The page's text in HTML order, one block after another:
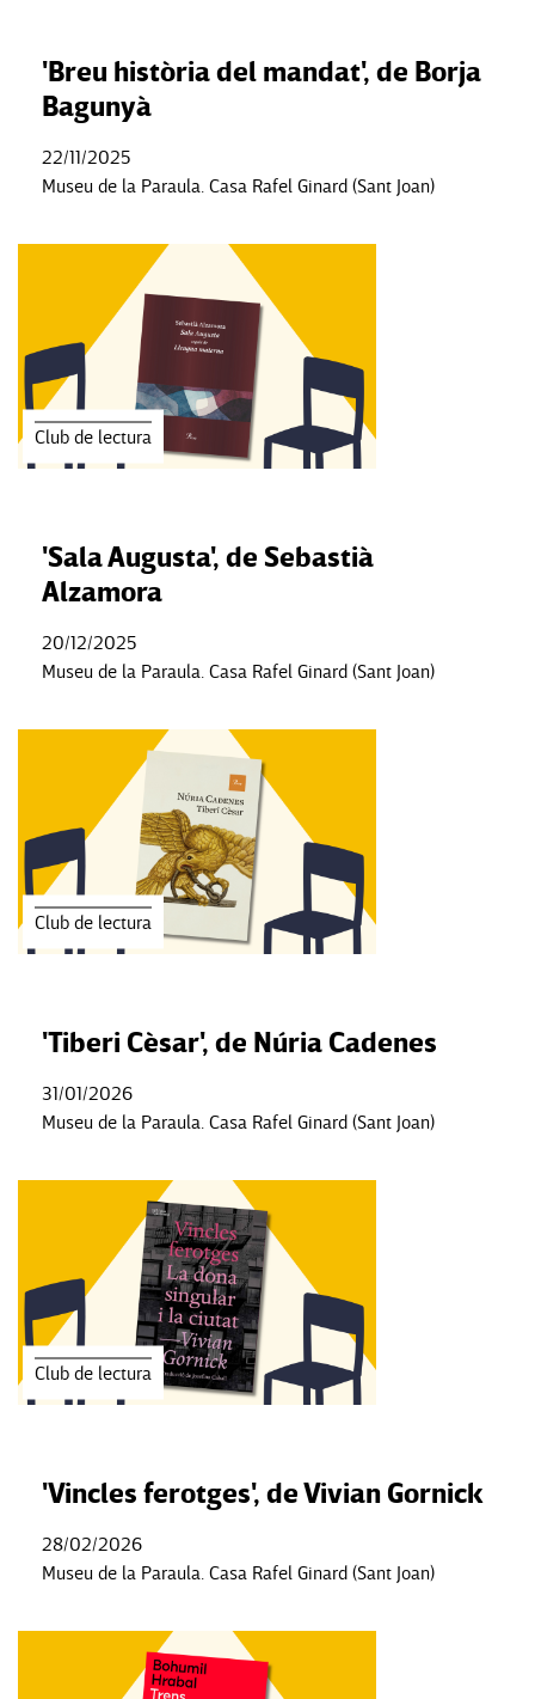
'Breu història del mandat', de Borja
Bagunyà
22/11/2025
Museu de la Paraula. Casa Rafel Ginard (Sant Joan)
Club de lectura
'Sala Augusta', de Sebastià
Alzamora
20/12/2025
Museu de la Paraula. Casa Rafel Ginard (Sant Joan)
Club de lectura
'Tiberi Cèsar', de Núria Cadenes
31/01/2026
Museu de la Paraula. Casa Rafel Ginard (Sant Joan)
Club de lectura
'Vincles ferotges', de Vivian Gornick
28/02/2026
Museu de la Paraula. Casa Rafel Ginard (Sant Joan)